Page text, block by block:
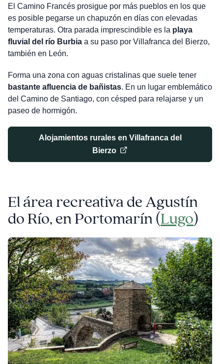
El Camino Francés prosigue por más pueblos en los que
es posible pegarse un chapuzón en días con elevadas
temperaturas. Otra parada imprescindible es la playa
fluvial del río Burbiaa su paso por Villafranca del Bierzo,
también en León.
Forma una zona con aguas cristalinas que suele tener
bastante afluencia de bañistas. En un lugar emblemático
del Camino de Santiago, con césped para relajarse y un
paseo de hormigón.
Alojamientos rurales en Villafranca del
Bierzo
El área recreativa de Agustín
do Río, en Portomarín(Lugo)